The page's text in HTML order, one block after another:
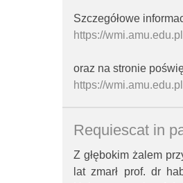
Szczegółowe
https://
oraz na stronie
https://
Requiescat in
Z głębokim żalem
lat zmarł prof. dr